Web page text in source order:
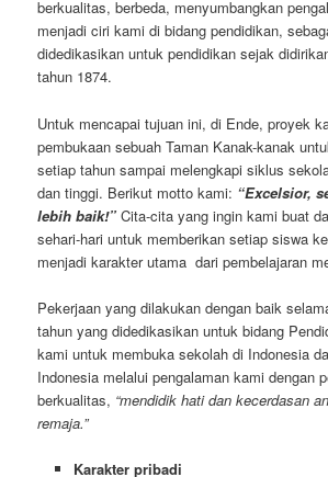
berkualitas, berbeda, menyumbangkan
menjadi ciri kami di bidang pendidikan,
didedikasikan untuk pendidikan sejak
tahun 1874.
Untuk mencapai tujuan ini, di Ende, proyek
pembukaan sebuah Taman Kanak-kanak
setiap tahun sampai melengkapi siklus
dan tinggi. Berikut motto kami: “Excelsior,
lebih baik!” Cita-cita yang ingin kami buat
sehari-hari untuk memberikan setiap siswa
menjadi karakter utama dari pembelajaran
Pekerjaan yang dilakukan dengan baik
tahun yang didedikasikan untuk bidang
kami untuk membuka sekolah di Indonesia
Indonesia melalui pengalaman kami dengan
berkualitas, “mendidik hati dan kecerdasan
remaja.”
Karakter pribadi